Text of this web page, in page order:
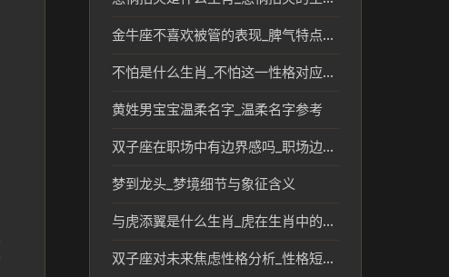
金牛座不喜欢被管的表现_脾气特点解析
不怕是什么生肖_不怕这一性格对应的生肖解析
黄姓男宝宝温柔名字_温柔名字参考
双子座在职场中有边界感吗_职场边界与性格解析
梦到龙头_梦境细节与象征含义
与虎添翼是什么生肖_虎在生肖中的象征与寓意分析
双子座对未来焦虑性格分析_性格短板分析